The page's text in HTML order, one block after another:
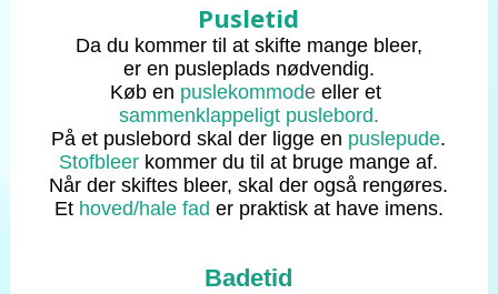
Pusletid
Da du kommer til at skifte mange bleer,
er en pusleplads nødvendig.
Køb en puslekommode eller et
sammenklappeligt puslebord.
På et puslebord skal der ligge en puslepude.
Stofbleer kommer du til at bruge mange af.
Når der skiftes bleer, skal der også rengøres.
Et hoved/hale fad er praktisk at have imens.
Badetid